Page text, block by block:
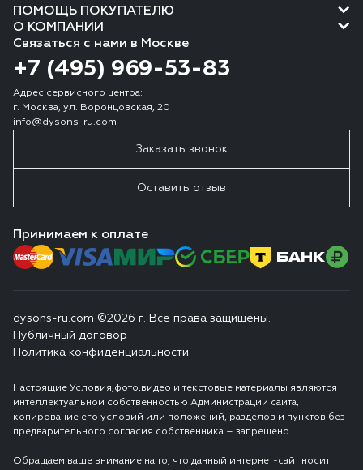
ПОМОЩЬ ПОКУПАТЕЛЮ
О КОМПАНИИ
Связаться с нами в Москве
+7 (495) 969-53-83
Адрес сервисного центра:
г. Москва, ул. Воронцовская, 20
info@dysons-ru.com
Заказать звонок
Оставить отзыв
Принимаем к оплате
dysons-ru.com ©2026 г. Все права защищены.
Публичный договор
Политика конфиденциальности
Настоящие Условия,фото,видео и текстовые материалы являются
интеллектуальной собственностью Администрации сайта,
копирование его условий или положений, разделов и пунктов без
предварительного согласия собственника – запрещено.
Обращаем ваше внимание на то, что данный интернет-сайт носит